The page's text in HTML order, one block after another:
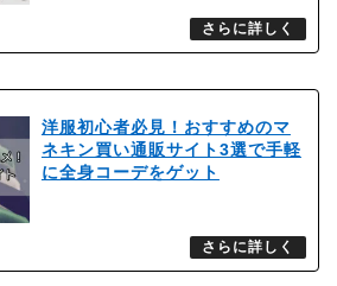
洋服初心者必見！おすすめのマ
ネキン買い通販サイト3選で手軽
に全身コーデをゲット